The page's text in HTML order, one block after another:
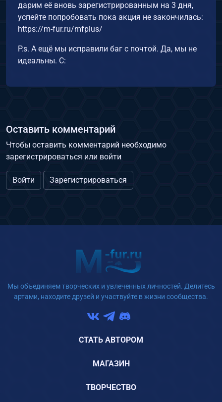
дарим её вновь зарегистрированным на 3 дня,
успейте попробовать пока акция не закончилась:
https://m-fur.ru/mfplus/
P.s. А ещё мы исправили баг с почтой. Да, мы не
идеальны. С:
Оставить комментарий
Чтобы оставить комментарий необходимо
зарегистрироваться или войти
Войти Зарегистрироваться
Мы объединяем творческих и увлеченных личностей. Делитесь
артами, находите друзей и участвуйте в жизни сообщества.
СТАТЬ АВТОРОМ
МАГАЗИН
ТВОРЧЕСТВО